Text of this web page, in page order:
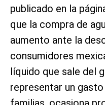
publicado en la
que la compra de
aumento ante la
consumidores
líquido que sale del
representar un